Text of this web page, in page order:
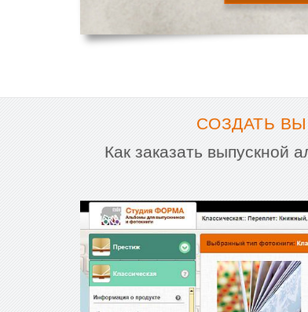
СОЗДАТЬ
Как заказать выпускной